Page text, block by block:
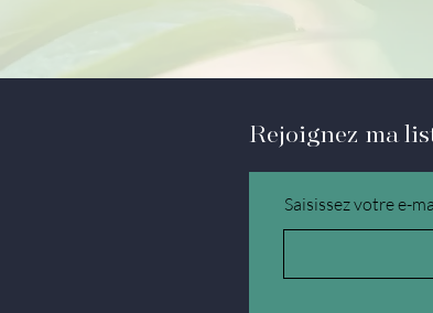
Rejoignez ma
Saisissez votre e-